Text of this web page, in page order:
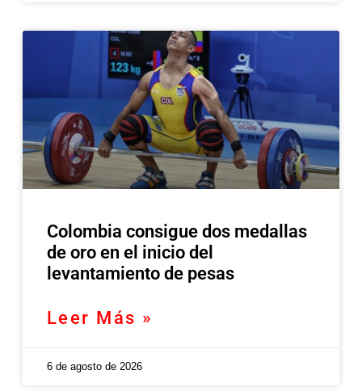
Colombia consigue dos medallas
de oro en el inicio del
levantamiento de pesas
Leer Más »
6 de agosto de 2026